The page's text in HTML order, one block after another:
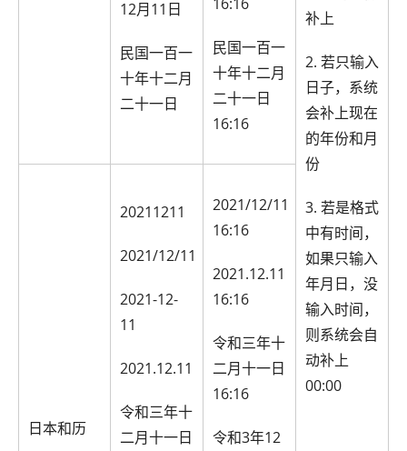
12月11日
民国一百一
十年十二月
二十一日
民国一百一
十年十二月
二十一日
16:16
补上
2. 若只输入
日子，系统
会补上现在
的年份和月
份
3. 若是格式
中有时间，
如果只输入
年月日，没
输入时间，
则系统会自
动补上
00:00
日本和历
20211211
2021/12/11
2021-12-
11
2021.12.11
令和三年十
二月十一日
2021/12/11
16:16
2021.12.11
16:16
令和三年十
二月十一日
16:16
令和3年12